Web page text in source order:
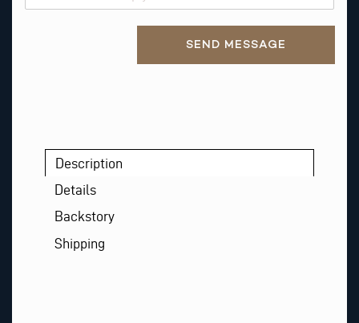
SEND MESSAGE
Description
Details
Backstory
Shipping